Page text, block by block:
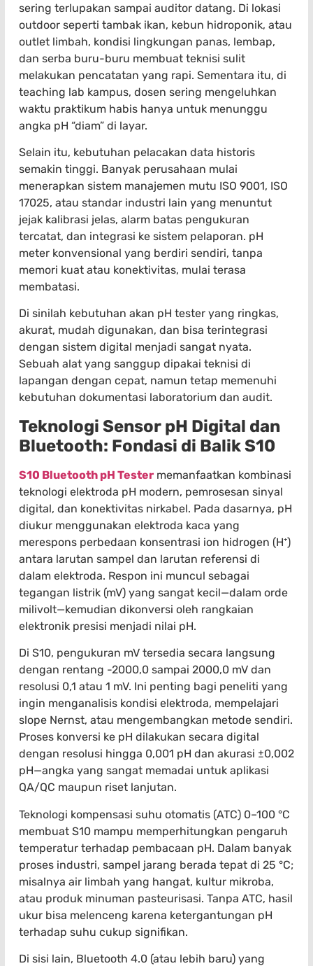
sering terlupakan sampai auditor datang. Di lokasi
outdoor seperti tambak ikan, kebun hidroponik, atau
outlet limbah, kondisi lingkungan panas, lembap,
dan serba buru-buru membuat teknisi sulit
melakukan pencatatan yang rapi. Sementara itu, di
teaching lab kampus, dosen sering mengeluhkan
waktu praktikum habis hanya untuk menunggu
angka pH “diam” di layar.
Selain itu, kebutuhan pelacakan data historis
semakin tinggi. Banyak perusahaan mulai
menerapkan sistem manajemen mutu ISO 9001, ISO
17025, atau standar industri lain yang menuntut
jejak kalibrasi jelas, alarm batas pengukuran
tercatat, dan integrasi ke sistem pelaporan. pH
meter konvensional yang berdiri sendiri, tanpa
memori kuat atau konektivitas, mulai terasa
membatasi.
Di sinilah kebutuhan akan pH tester yang ringkas,
akurat, mudah digunakan, dan bisa terintegrasi
dengan sistem digital menjadi sangat nyata.
Sebuah alat yang sanggup dipakai teknisi di
lapangan dengan cepat, namun tetap memenuhi
kebutuhan dokumentasi laboratorium dan audit.
Teknologi Sensor pH Digital dan
Bluetooth: Fondasi di Balik S10
S10 Bluetooth pH Tester memanfaatkan kombinasi
teknologi elektroda pH modern, pemrosesan sinyal
digital, dan konektivitas nirkabel. Pada dasarnya, pH
diukur menggunakan elektroda kaca yang
merespons perbedaan konsentrasi ion hidrogen (H⁺)
antara larutan sampel dan larutan referensi di
dalam elektroda. Respon ini muncul sebagai
tegangan listrik (mV) yang sangat kecil—dalam orde
milivolt—kemudian dikonversi oleh rangkaian
elektronik presisi menjadi nilai pH.
Di S10, pengukuran mV tersedia secara langsung
dengan rentang -2000,0 sampai 2000,0 mV dan
resolusi 0,1 atau 1 mV. Ini penting bagi peneliti yang
ingin menganalisis kondisi elektroda, mempelajari
slope Nernst, atau mengembangkan metode sendiri.
Proses konversi ke pH dilakukan secara digital
dengan resolusi hingga 0,001 pH dan akurasi ±0,002
pH—angka yang sangat memadai untuk aplikasi
QA/QC maupun riset lanjutan.
Teknologi kompensasi suhu otomatis (ATC) 0–100 °C
membuat S10 mampu memperhitungkan pengaruh
temperatur terhadap pembacaan pH. Dalam banyak
proses industri, sampel jarang berada tepat di 25 °C;
misalnya air limbah yang hangat, kultur mikroba,
atau produk minuman pasteurisasi. Tanpa ATC, hasil
ukur bisa melenceng karena ketergantungan pH
terhadap suhu cukup signifikan.
Di sisi lain, Bluetooth 4.0 (atau lebih baru) yang